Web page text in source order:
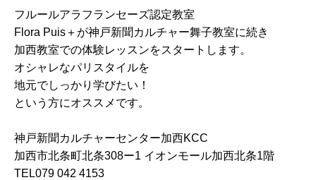
フルールアラフランセーズ認定教室
Flora Puis＋が神戸新聞カルチャー舞子教室に続き
加西教室での体験レッスンをスタートします。
オシャレなパリスタイルを
地元でしっかり学びたい！
という方にオススメです。
神戸新聞カルチャーセンター加西KCC
加西市北条町北条308ー1 イオンモール加西北条1階
TEL079 042 4153